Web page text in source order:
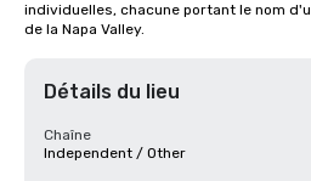
individuelles, chacune portant le nom
de la Napa Valley.
Détails du lieu
Chaîne
Independent / Other